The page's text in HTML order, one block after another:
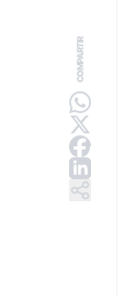
COMPARTIR